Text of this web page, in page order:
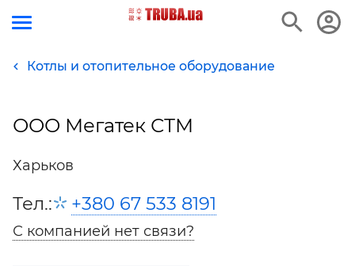
Котлы и отопительное оборудование
ООО Мегатек СТМ
Харьков
Тел.: +380 67 533 8191
С компанией нет связи?